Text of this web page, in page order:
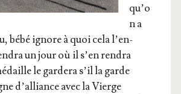
qu’o
n a
bébé ignore à quoi cela l’en­
un jour où il s’en ren­dra
le gar­de­ra s’il la garde
d’al­liance avec la Vierge